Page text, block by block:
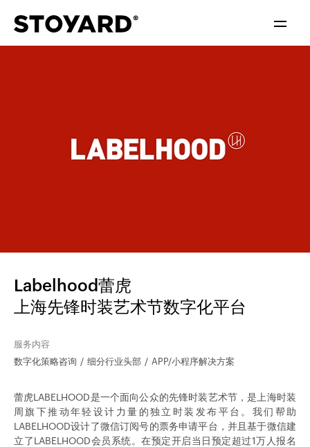
Labelhood蕾虎
上海先锋时装艺术节数字化平台
服务内容
数字化策略咨询
细分行业头部 APP/小程序解决方案
蕾虎LABELHOOD是一个面向公众的先锋时装艺术节，是上海时装
周旗下推动年轻设计力量的独立时装发布平台。我们帮助
LABELHOOD设计了微信订阅号的票务申请平台，并且基于微信建
立了LABELHOOD会员系统。在预定开启当日预定超过1万人报名